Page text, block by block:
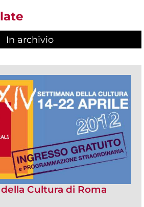
In archivio
Cultura di Roma